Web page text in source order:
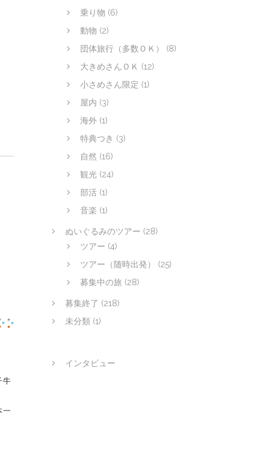
牛
一
乗り物 (6)
動物 (2)
団体旅行（多数ＯＫ）
(8)
大きめさんＯＫ (12)
小さめさん限定 (1)
屋内 (3)
海外 (1)
特典つき (3)
自然 (16)
観光 (24)
部活 (1)
音楽 (1)
ぬいぐるみのツアー (28)
ツアー (4)
ツアー（随時出発）
(25)
募集中の旅 (28)
募集終了 (218)
未分類 (1)
インタビュー